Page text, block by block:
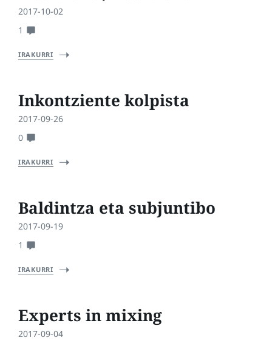
2017-10-02
1
IRAKURRI
Inkontziente kolpista
2017-09-26
0
IRAKURRI
Baldintza eta subjuntibo
2017-09-19
1
IRAKURRI
Experts in mixing
2017-09-04